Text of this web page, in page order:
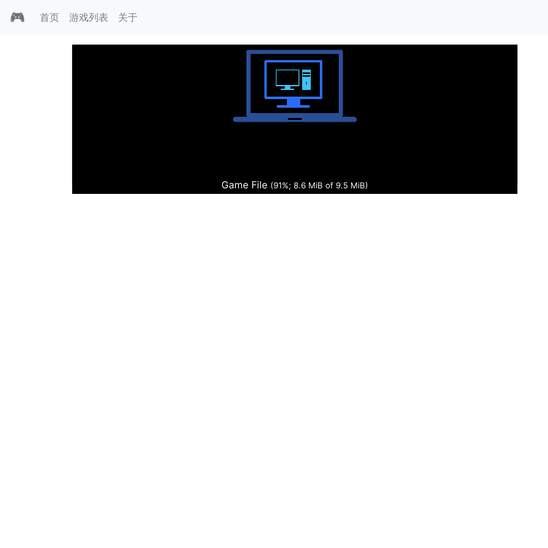
🎮 首页 游戏列表 关于
Game File (92%; 8.7 MiB of 9.5 MiB)